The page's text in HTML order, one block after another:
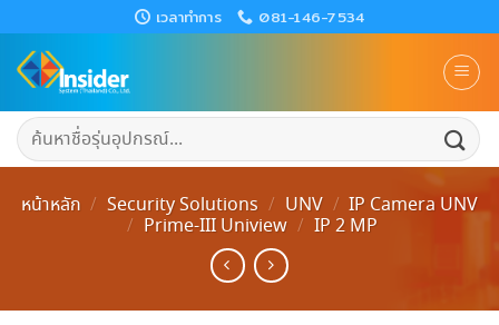
to
content
เวลาทำการ 081-146-7534
ค้นหา:
หน้าหลัก / Security Solutions / UNV / IP Camera UNV
/ Prime-III Uniview / IP 2 MP